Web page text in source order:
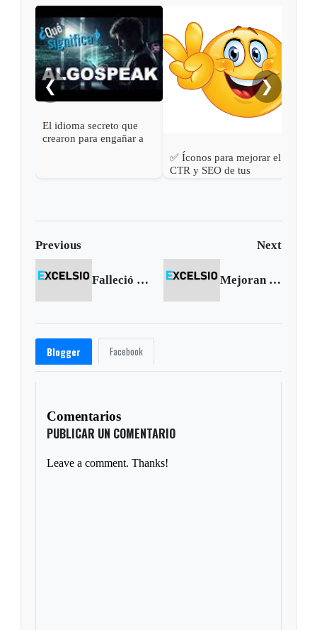
❮
El idioma secreto que
crearon para engañar a
✅ Íconos para mejorar el
CTR y SEO de tus
❯
Previous Next
Falleció Fanny Mikey Mejoran polideportivo del barrio Santa Martha
Blogger Facebook
Comentarios
PUBLICAR UN COMENTARIO
Leave a comment. Thanks!